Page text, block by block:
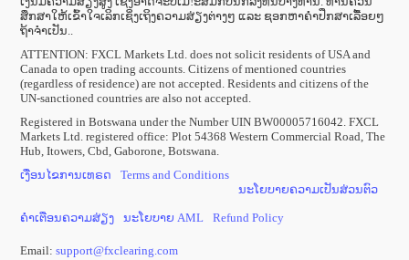
ສຶກສາໃຫ້ເຂົ້າໃຈເລິກເຊິ່ງເຖິງຄວາມສ່ຽງຕ່າງໆ ແລະ ຊອກຫາຄຳປຶກສາເລື້ອຍໆ
ຖ້າຈຳເປັນ..
ATTENTION: FXCL Markets Ltd. does not solicit residents of USA and
Canada to open trading accounts. Citizens of mentioned countries
(regardless of residence) are not accepted. Residents and citizens of the
UN-sanctioned countries are also not accepted.
Registered in Botswana under the Number UIN BW00005716042. FXCL
Markets Ltd. registered office: Plot 54368 Western Commercial Road, The
Hub, Itowers, Cbd, Gaborone, Botswana.
ເງື່ອນໄຂການເທຣດ
Terms and Conditions
ນະໂຍບາຍຄວາມເປັນສ່ວນຕົວ
ຄຳເຕືອນຄວາມສ່ຽງ ນະໂຍບາຍ AML Refund Policy
Email:support@fxclearing.com